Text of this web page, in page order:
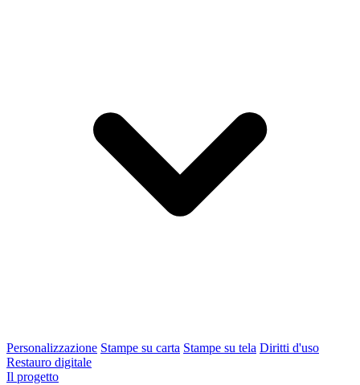
Personalizzazione Stampe su carta Stampe su tela Diritti d'uso
Restauro digitale
Il progetto